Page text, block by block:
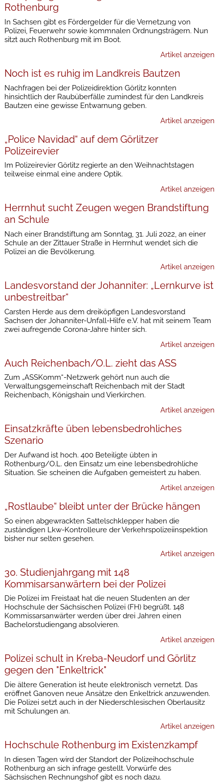
Rothenburg
In Sachsen gibt es Fördergelder für die Vernetzung von
Polizei, Feuerwehr sowie kommnalen Ordnungsträgern. Nun
sitzt auch Rothenburg mit im Boot.
Artikel anzeigen
Noch ist es ruhig im Landkreis Bautzen
Nachfragen bei der Polizeidirektion Görlitz konnten
hinsichtlich der Raubüberfälle zumindest für den Landkreis
Bautzen eine gewisse Entwarnung geben.
Artikel anzeigen
„Police Navidad“ auf dem Görlitzer
Polizeirevier
Im Polizeirevier Görlitz regierte an den Weihnachtstagen
teilweise einmal eine andere Optik.
Artikel anzeigen
Herrnhut sucht Zeugen wegen Brandstiftung
an Schule
Nach einer Brandstiftung am Sonntag, 31. Juli 2022, an einer
Schule an der Zittauer Straße in Herrnhut wendet sich die
Polizei an die Bevölkerung.
Artikel anzeigen
Landesvorstand der Johanniter: „Lernkurve ist
unbestreitbar“
Carsten Herde aus dem dreiköpfigen Landesvorstand
Sachsen der Johanniter-Unfall-Hilfe e.V. hat mit seinem Team
zwei aufregende Corona-Jahre hinter sich.
Artikel anzeigen
Auch Reichenbach/O.L. zieht das ASS
Zum „ASSKomm“-Netzwerk gehört nun auch die
Verwaltungsgemeinschaft Reichenbach mit der Stadt
Reichenbach, Königshain und Vierkirchen.
Artikel anzeigen
Einsatzkräfte üben lebensbedrohliches
Szenario
Der Aufwand ist hoch. 400 Beteiligte übten in
Rothenburg/O.L. den Einsatz um eine lebensbedrohliche
Situation. Sie scheinen die Aufgaben gemeistert zu haben.
Artikel anzeigen
„Rostlaube“ bleibt unter der Brücke hängen
So einen abgewrackten Sattelschklepper haben die
zuständigen Lkw-Kontrolleure der Verkehrspolizeiinspektion
bisher nur selten gesehen.
Artikel anzeigen
30. Studienjahrgang mit 148
Kommisarsanwärtern bei der Polizei
Die Polizei im Freistaat hat die neuen Studenten an der
Hochschule der Sächsischen Polizei (FH) begrüßt. 148
Kommissarsanwärter werden über drei Jahren einen
Bachelorstudiengang absolvieren.
Artikel anzeigen
Polizei schult in Kreba-Neudorf und Görlitz
gegen den "Enkeltrick"
Die ältere Generation ist heute elektronisch vernetzt. Das
eröffnet Ganoven neue Ansätze den Enkeltrick anzuwenden.
Die Polizei setzt auch in der Niederschlesischen Oberlausitz
mit Schulungen an.
Artikel anzeigen
Hochschule Rothenburg im Existenzkampf
In diesen Tagen wird der Standort der Polizeihochschule
Rothenburg an sich infrage gestellt. Vorwürfe des
Sächsischen Rechnungshof gibt es noch dazu.